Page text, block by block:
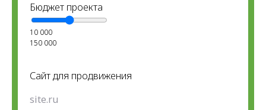
Бюджет проекта
10 000
150 000
Сайт для продвижения